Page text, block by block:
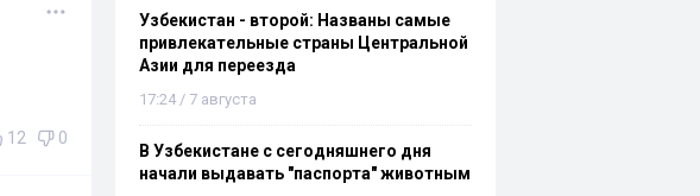
12 0
Узбекистан - второй: Названы самые
привлекательные страны Центральной
Азии для переезда
17:24 / 7 августа
В Узбекистане с сегодняшнего дня
начали выдавать "паспорта" животным